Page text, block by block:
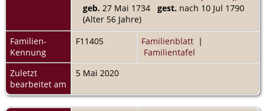
geb. 27 Mai 1734 gest. nach 10 Jul 1790
(Alter 56 Jahre)
Familien-
Kennung
F11405 Familienblatt |
Familientafel
Zuletzt
bearbeitet am
5 Mai 2020